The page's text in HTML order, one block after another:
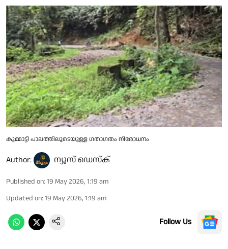
കുമ്മാട്ടി പാലത്തിലൂടെയുള്ള ഗതാഗതം നിരോധനം
Author: ന്യൂസ് ഡെസ്ക്
Published on: 19 May 2026, 1:19 am
Updated on: 19 May 2026, 1:19 am
Follow Us